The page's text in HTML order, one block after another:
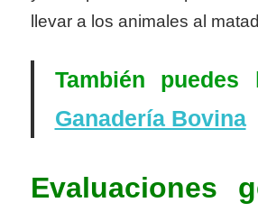
llevar a los animales al
También puedes
Ganadería Bovina
Evaluaciones